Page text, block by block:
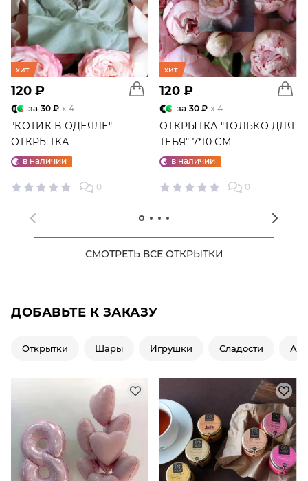
хит
120 ₽
за 30 ₽ x 4
"КОТИК В ОДЕЯЛЕ"
ОТКРЫТКА
в наличии
0
хит
120 ₽
за 30 ₽ x 4
ОТКРЫТКА "ТОЛЬКО ДЛЯ
ТЕБЯ" 7*10 СМ
в наличии
0
СМОТРЕТЬ ВСЕ ОТКРЫТКИ
ДОБАВЬТЕ К ЗАКАЗУ
Открытки Шары Игрушки Сладости